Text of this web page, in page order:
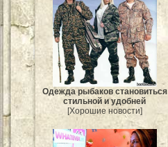
Одежда рыбаков становиться
стильной и удобней
[Хорошие новости]